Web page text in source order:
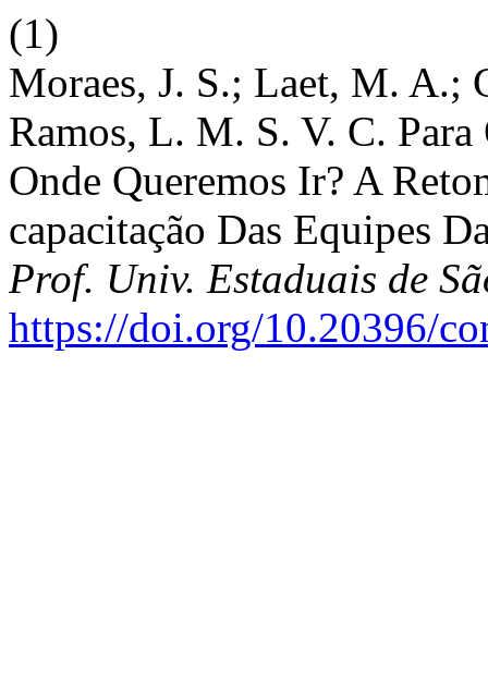
(1)
Moraes, J. S.; Laet, M. A.;
Ramos, L. M. S. V. C.
Onde Queremos Ir? A
capacitação Das Equipes
Prof. Univ. Estaduais de
https://doi.org/10.20396/